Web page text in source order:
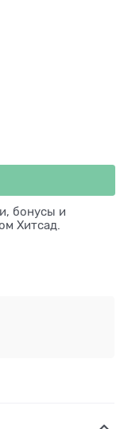
бонусы и
Хитсад.